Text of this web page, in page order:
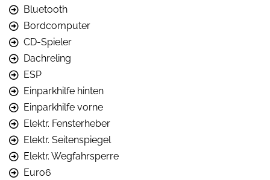
Bluetooth
Bordcomputer
CD-Spieler
Dachreling
ESP
Einparkhilfe hinten
Einparkhilfe vorne
Elektr. Fensterheber
Elektr. Seitenspiegel
Elektr. Wegfahrsperre
Euro6